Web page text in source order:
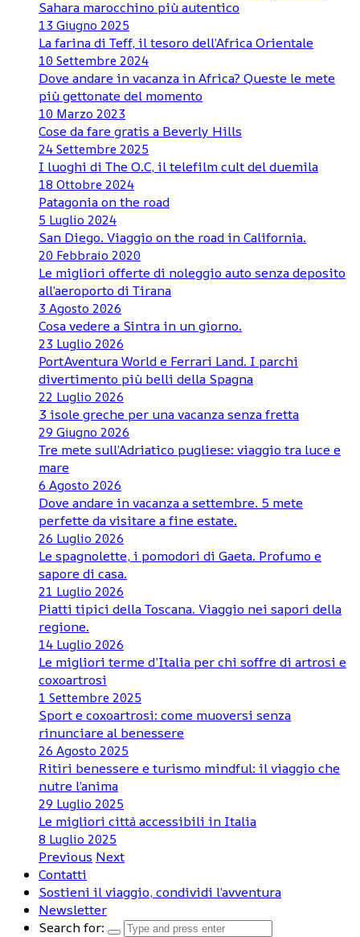
Sahara marocchino più autentico
13 Giugno 2025
La farina di Teff, il tesoro dell’Africa Orientale
10 Settembre 2024
Dove andare in vacanza in Africa? Queste le mete
più gettonate del momento
10 Marzo 2023
Cose da fare gratis a Beverly Hills
24 Settembre 2025
I luoghi di The O.C, il telefilm cult del duemila
18 Ottobre 2024
Patagonia on the road
5 Luglio 2024
San Diego. Viaggio on the road in California.
20 Febbraio 2020
Le migliori offerte di noleggio auto senza deposito
all’aeroporto di Tirana
3 Agosto 2026
Cosa vedere a Sintra in un giorno.
23 Luglio 2026
PortAventura World e Ferrari Land. I parchi
divertimento più belli della Spagna
22 Luglio 2026
3 isole greche per una vacanza senza fretta
29 Giugno 2026
Tre mete sull’Adriatico pugliese: viaggio tra luce e
mare
6 Agosto 2026
Dove andare in vacanza a settembre. 5 mete
perfette da visitare a fine estate.
26 Luglio 2026
Le spagnolette, i pomodori di Gaeta. Profumo e
sapore di casa.
21 Luglio 2026
Piatti tipici della Toscana. Viaggio nei sapori della
regione.
14 Luglio 2026
Le migliori terme d’Italia per chi soffre di artrosi e
coxoartrosi
1 Settembre 2025
Sport e coxoartrosi: come muoversi senza
rinunciare al benessere
26 Agosto 2025
Ritiri benessere e turismo mindful: il viaggio che
nutre l’anima
29 Luglio 2025
Le migliori città accessibili in Italia
8 Luglio 2025
Previous Next
Contatti
Sostieni il viaggio, condividi l’avventura
Newsletter
Search for: